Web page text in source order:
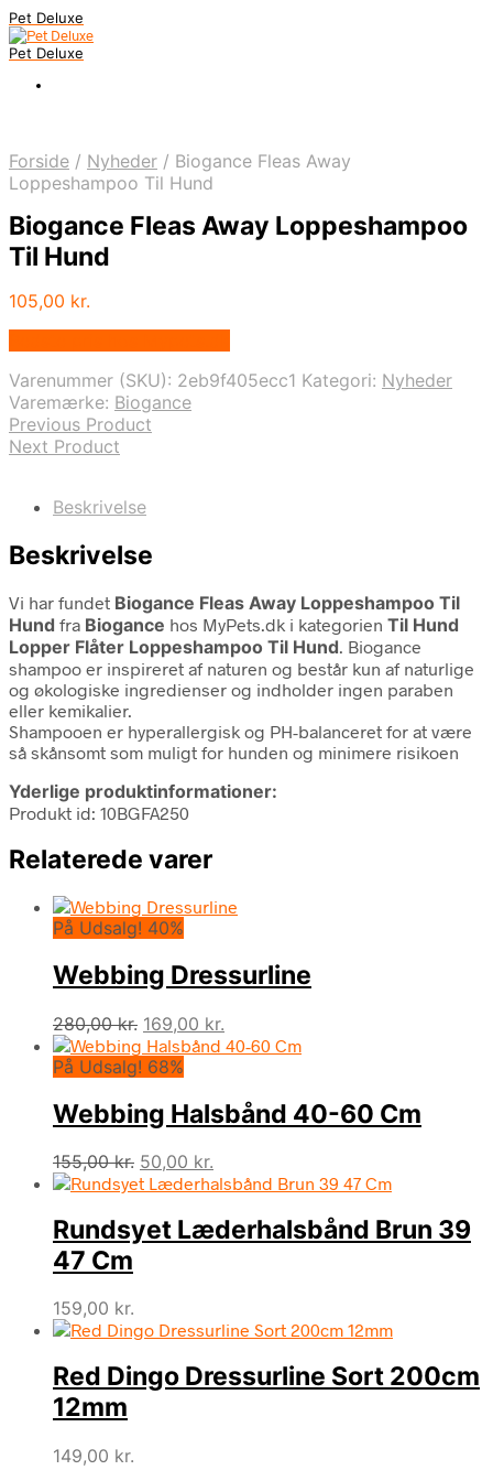
Pet Deluxe
Pet Deluxe
Forside / Nyheder / Biogance Fleas Away
Loppeshampoo Til Hund
Biogance Fleas Away Loppeshampoo
Til Hund
105,00 kr.
Varenummer (SKU): 2eb9f405ecc1 Kategori: Nyheder
Varemærke: Biogance
Previous Product
Next Product
Beskrivelse
Beskrivelse
Vi har fundet Biogance Fleas Away Loppeshampoo Til
Hund fra Biogance hos MyPets.dk i kategorien Til Hund
Lopper Flåter Loppeshampoo Til Hund. Biogance
shampoo er inspireret af naturen og består kun af naturlige
og økologiske ingredienser og indholder ingen paraben
eller kemikalier.
Shampooen er hyperallergisk og PH-balanceret for at være
så skånsomt som muligt for hunden og minimere risikoen
Yderlige produktinformationer:
Produkt id: 10BGFA250
Relaterede varer
På Udsalg! 40%
Webbing Dressurline
280,00kr. Den
oprindelige
pris
280,00 kr..
169,00 kr.
aktuelle
169,00 kr..
På Udsalg! 68%
Webbing Halsbånd 40-60 Cm
155,00kr. Den
oprindelige
var:
155,00 kr..
50,00 kr.
aktuelle
er:
50,00 kr..
Rundsyet Læderhalsbånd Brun 39
47 Cm
159,00 kr.
Red Dingo Dressurline Sort 200cm
12mm
149,00 kr.